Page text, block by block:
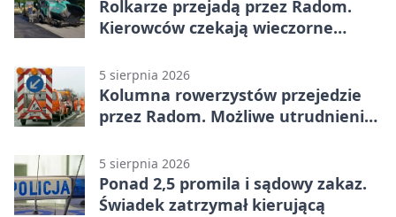
Rolkarze przejadą przez Radom.
Kierowców czekają wieczorne
5 sierpnia 2026
Kolumna rowerzystów przejedzie
przez Radom. Możliwe utrudnienia
5 sierpnia 2026
Ponad 2,5 promila i sądowy zakaz.
Świadek zatrzymał kierującą